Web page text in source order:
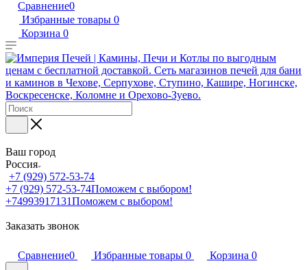
Сравнение0
Избранные товары 0
Корзина 0
Ваш город
Россия
+7 (929) 572-53-74
+7 (929) 572-53-74Поможем с выбором!
+74993917131Поможем с выбором!
Заказать звонок
Сравнение0 Избранные товары 0 Корзина 0